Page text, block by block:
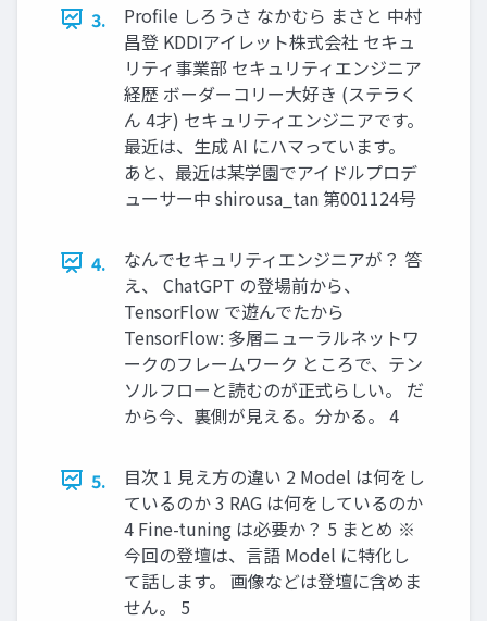
3.
Profile しろうさ なかむら まさと 中村
昌登 KDDIアイレット株式会社 セキュ
リティ事業部 セキュリティエンジニア
経歴 ボーダーコリー大好き (ステラく
ん 4才) セキュリティエンジニアです。
最近は、生成 AI にハマっています。
あと、最近は某学園でアイドルプロデ
ューサー中 shirousa_tan 第001124号
4.
なんでセキュリティエンジニアが？ 答
え、 ChatGPT の登場前から、
TensorFlow で遊んでたから
TensorFlow: 多層ニューラルネットワ
ークのフレームワーク ところで、テン
ソルフローと読むのが正式らしい。 だ
から今、裏側が見える。分かる。 4
5.
目次 1 見え方の違い 2 Model は何をし
ているのか 3 RAG は何をしているのか
4 Fine-tuning は必要か？ 5 まとめ ※
今回の登壇は、言語 Model に特化し
て話します。 画像などは登壇に含めま
せん。 5